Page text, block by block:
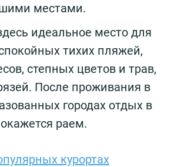
местами.
идеальное место для
тихих пляжей,
степных цветов и трав,
После проживания в
городах отдых в
раем.
курортах